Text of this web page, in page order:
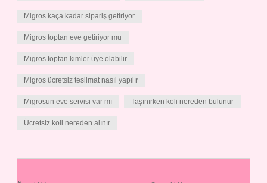
Migros kaça kadar sipariş getiriyor
Migros toptan eve getiriyor mu
Migros toptan kimler üye olabilir
Migros ücretsiz teslimat nasıl yapılır
Migrosun eve servisi var mı Taşınırken koli nereden bulunur
Ücretsiz koli nereden alınır